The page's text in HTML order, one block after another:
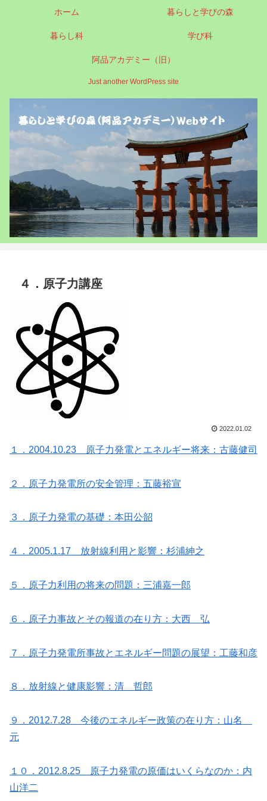
Just another WordPress site
ホーム 暮らしと学びの森
暮らし科 学び科
阿品アカデミー（旧）
４．原子力講座
2022.01.02
１．2004.10.23 原子力発電とエネルギー将来：古藤健司
２．原子力発電所の安全管理：五藤裕宣
３．原子力発電の基礎：本田公韶
４．2005.1.17 放射線利用と影響：杉浦紳之
５．原子力利用の将来の問題：三浦嘉一郎
６．原子力事故とその報道の在り方：大西 弘
７．原子力発電所事故とエネルギー問題の展望：工藤和彦
８．放射線と健康影響：清 哲郎
９．2012.7.28 今後のエネルギー政策の在り方：山名
元
１０．2012.8.25 原子力発電の原価はいくらなのか：内
山洋二